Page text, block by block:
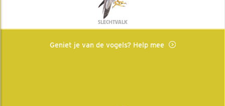
SLECHTVALK
Geniet je van de vogels? Help mee